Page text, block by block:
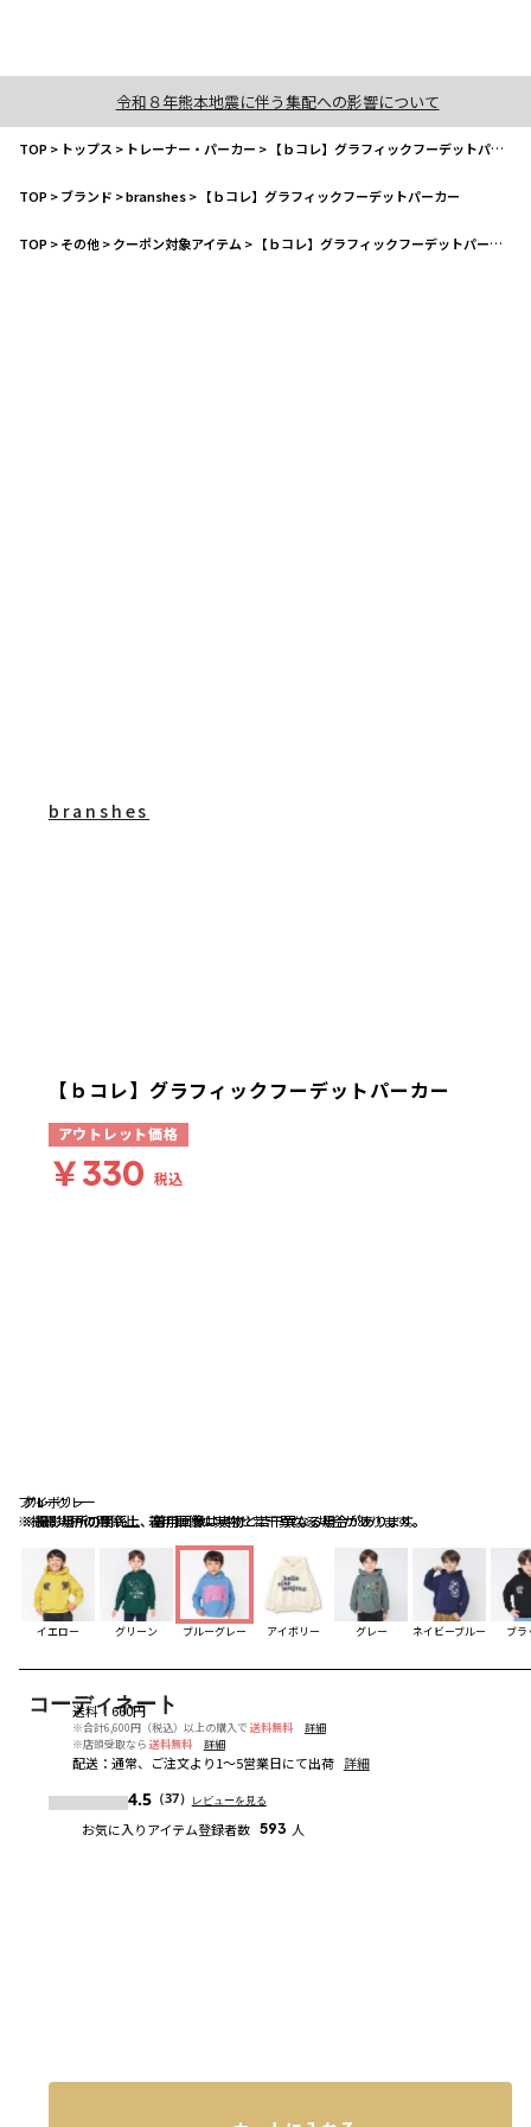
令和８年熊本地震に伴う集配への影響について
TOP> トップス > トレーナー・パーカー > 【ｂコレ】グラフィックフーデットパーカー
TOP>ブランド >branshes> 【ｂコレ】グラフィックフーデットパーカー
TOP>その他>クーポン対象アイテム > 【ｂコレ】グラフィックフーデットパーカー
ブルーグレー
※撮影場所の関係上、着用画像は実物と若干異なる場合があります。
アイボリー
※撮影場所の関係上、着用画像は実物と若干異なる場合があります。
グレー
※撮影場所の関係上、着用画像は実物と若干異なる場合があります。
イエロー グリーン ブルーグレー アイボリー グレー ネイビーブルー ブラ
コーディネート
送料： 660円
※合計6,600円（税込）以上の購入で 送料無料
詳細
※店頭受取なら 送料無料 詳細
配送： 通常、ご注文より1～5営業日にて出荷 詳細
4.5（37） レビューを見る
お気に入りアイテム登録者数 593 人
branshes
【ｂコレ】グラフィックフーデットパーカー
アウトレット価格
￥330 税込